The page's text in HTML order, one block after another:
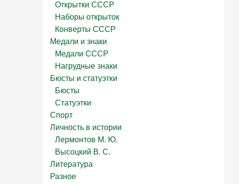
Открытки СССР
Наборы открыток
Конверты СССР
Медали и знаки
Медали СССР
Нагрудные знаки
Бюсты и статуэтки
Бюсты
Статуэтки
Спорт
Личность в истории
Лермонтов М. Ю.
Высоцкий В. С.
Литература
Разное